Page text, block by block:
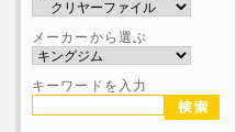
メーカーから選ぶ
キーワードを入力